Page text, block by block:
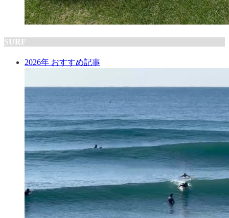
SURF
2026年 おすすめ記事